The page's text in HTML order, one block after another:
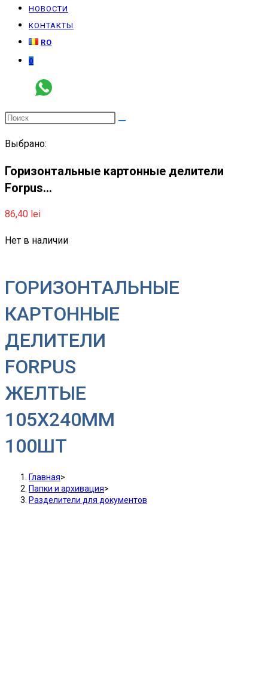
НОВОСТИ
КОНТАКТЫ
RO
0
Выбрано:
Горизонтальные картонные делители
Forpus…
86,40 lei
Нет в наличии
ГОРИЗОНТАЛЬНЫЕ
КАРТОННЫЕ
ДЕЛИТЕЛИ
FORPUS
ЖЕЛТЫЕ
105Х240ММ
100ШТ
Главная>
Папки и архивация>
Разделители для документов